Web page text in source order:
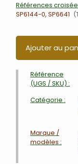
Références
SP6144-0, SP6641
Ajouter au
Référence
(UGS / SKU) :
Catégorie :
Marque /
modèles :